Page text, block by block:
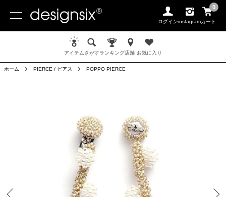
ログインinstagram
0
カート
アイテムさがすランキング店舗 お気に入り
ホーム PIERCE / ピアス POPPO PIERCE